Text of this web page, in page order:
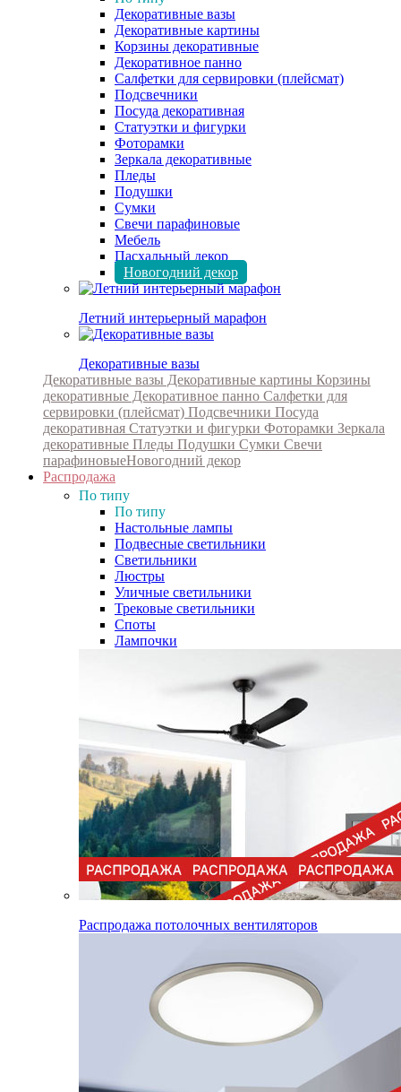
Декоративные вазы
Декоративные картины
Корзины декоративные
Декоративное панно
Салфетки для сервировки (плейсмат)
Подсвечники
Посуда декоративная
Статуэтки и фигурки
Фоторамки
Зеркала декоративные
Пледы
Подушки
Сумки
Свечи парафиновые
Мебель
Пасхальный декор
Новогодний декор
Летний интерьерный марафон
Декоративные вазы
Декоративные вазы Декоративные картины Корзины
декоративные Декоративное панно Салфетки для
сервировки (плейсмат) Подсвечники Посуда
декоративная Статуэтки и фигурки Фоторамки Зеркала
декоративные Пледы Подушки Сумки Свечи
парафиновыеНовогодний декор
Распродажа
По типу
По типу
Настольные лампы
Подвесные светильники
Светильники
Люстры
Уличные светильники
Трековые светильники
Споты
Лампочки
Распродажа потолочных вентиляторов